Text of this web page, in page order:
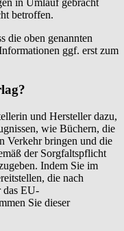
in Umlauf gebracht
betroffen.
die oben genannten
ggf. erst zum
und Hersteller dazu,
wie Büchern, die
Verkehr bringen und die
der Sorgfaltspflicht
Indem Sie im
die nach
das EU-
Sie dieser